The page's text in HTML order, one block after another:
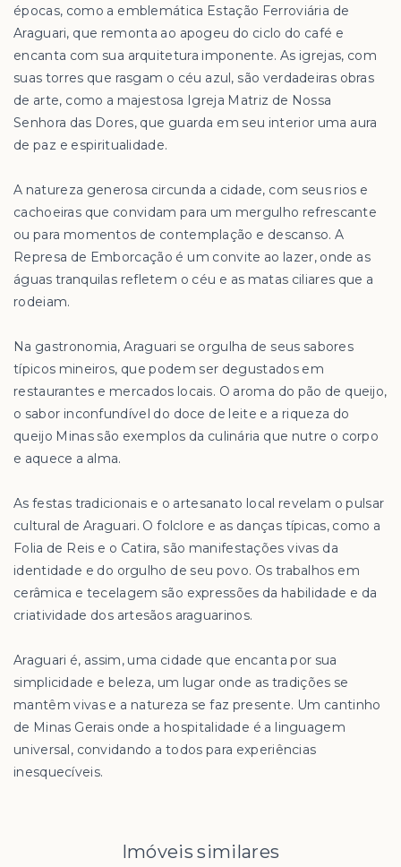
épocas, como a emblemática Estação Ferroviária de
Araguari, que remonta ao apogeu do ciclo do café e
encanta com sua arquitetura imponente. As igrejas, com
suas torres que rasgam o céu azul, são verdadeiras obras
de arte, como a majestosa Igreja Matriz de Nossa
Senhora das Dores, que guarda em seu interior uma aura
de paz e espiritualidade.
A natureza generosa circunda a cidade, com seus rios e
cachoeiras que convidam para um mergulho refrescante
ou para momentos de contemplação e descanso. A
Represa de Emborcação é um convite ao lazer, onde as
águas tranquilas refletem o céu e as matas ciliares que a
rodeiam.
Na gastronomia, Araguari se orgulha de seus sabores
típicos mineiros, que podem ser degustados em
restaurantes e mercados locais. O aroma do pão de queijo,
o sabor inconfundível do doce de leite e a riqueza do
queijo Minas são exemplos da culinária que nutre o corpo
e aquece a alma.
As festas tradicionais e o artesanato local revelam o pulsar
cultural de Araguari. O folclore e as danças típicas, como a
Folia de Reis e o Catira, são manifestações vivas da
identidade e do orgulho de seu povo. Os trabalhos em
cerâmica e tecelagem são expressões da habilidade e da
criatividade dos artesãos araguarinos.
Araguari é, assim, uma cidade que encanta por sua
simplicidade e beleza, um lugar onde as tradições se
mantêm vivas e a natureza se faz presente. Um cantinho
de Minas Gerais onde a hospitalidade é a linguagem
universal, convidando a todos para experiências
inesquecíveis.
Imóveis similares